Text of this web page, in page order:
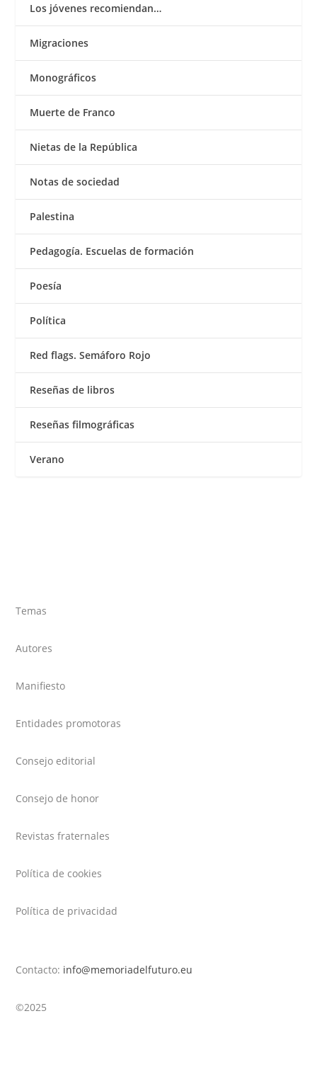
Los jóvenes recomiendan…
Migraciones
Monográficos
Muerte de Franco
Nietas de la República
Notas de sociedad
Palestina
Pedagogía. Escuelas de formación
Poesía
Política
Red flags. Semáforo Rojo
Reseñas de libros
Reseñas filmográficas
Verano
Temas
Autores
Manifiesto
Entidades promotoras
Consejo editorial
Consejo de honor
Revistas fraternales
Política de cookies
Política de privacidad
Contacto: info@memoriadelfuturo.eu
©2025